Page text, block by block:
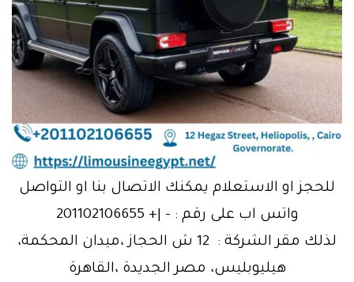
للحجز او الاستعلام يمكنك الاتصال بنا او التواصل
واتس اب على رقم : – |+ 201102106655
لذلك مقر الشركة : 12 ش الحجاز ،ميدان المحكمة،
هيليوبليس، مصر الجديدة ،القاهرة